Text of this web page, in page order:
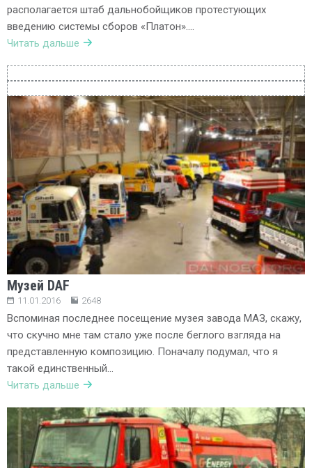
располагается штаб дальнобойщиков протестующих
введению системы сборов «Платон»….
Читать дальше
Музей DAF
11.01.2016 2648
Вспоминая последнее посещение музея завода МАЗ, скажу,
что скучно мне там стало уже после беглого взгляда на
представленную композицию. Поначалу подумал, что я
такой единственный…
Читать дальше